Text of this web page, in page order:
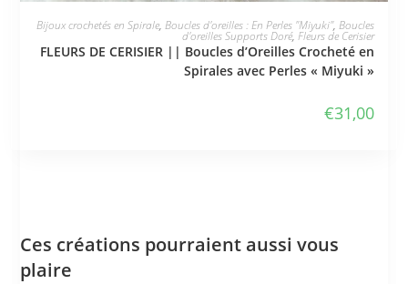
JE L'ADOPTE
Bijoux crochetés en Spirale, Boucles d'oreilles : En Perles "Miyuki", Boucles
d'oreilles Supports Doré, Fleurs de Cerisier
FLEURS DE CERISIER || Boucles d’Oreilles Crocheté en
Spirales avec Perles « Miyuki »
€31,00
Ces créations pourraient aussi vous
plaire